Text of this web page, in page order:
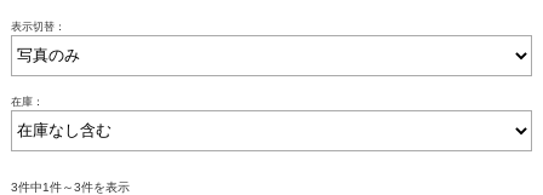
表示切替：
在庫：
3件中1件～3件を表示